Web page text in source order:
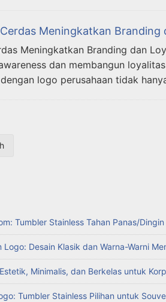
Meningkatkan Branding
Meningkatkan Branding dan
dan membangun
logo perusahaan tidak
Tumbler Stainless Tahan Panas/
Desain Klasik dan Warna-Warni
Minimalis, dan Berkelas untuk
Tumbler Stainless Pilihan untuk